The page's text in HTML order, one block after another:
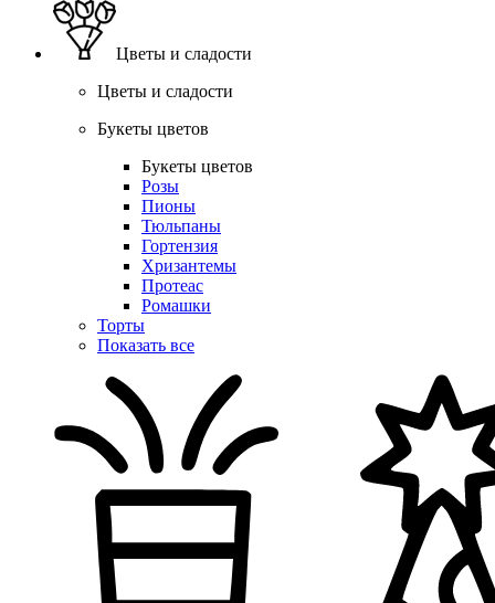
Цветы и сладости
Цветы и сладости
Букеты цветов
Букеты цветов
Розы
Пионы
Тюльпаны
Гортензия
Хризантемы
Протеас
Ромашки
Торты
Показать все